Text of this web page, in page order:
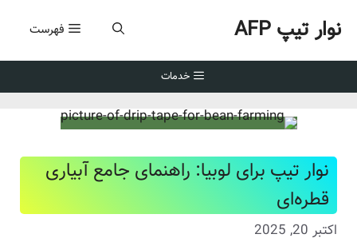
نوار تیپ AFP فهرست
خدمات
نوار تیپ برای لوبیا: راهنمای جامع آبیاری
قطره‌ای
اکتبر 20, 2025